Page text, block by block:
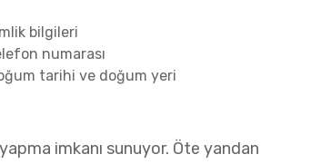
bilgileri
numarası
tarihi ve doğum yeri
imkanı sunuyor. Öte yandan